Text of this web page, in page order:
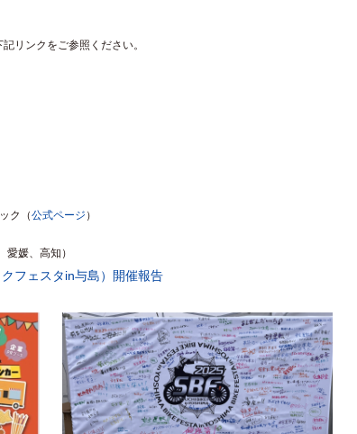
リンクをご参照ください。
ク（公式ページ ）
愛媛、高知）
フェスタin与島）開催報告